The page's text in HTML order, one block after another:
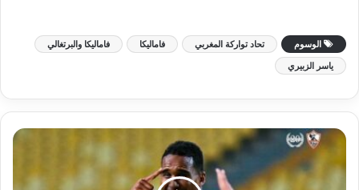
الوسوم تحاد تواركة المغربي فاماليكا فاماليكا والبرتغالي
ياسر الزبيري